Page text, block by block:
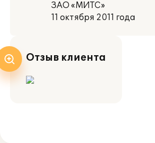
ЗАО «МИТС»
11 октября 2011 года
Отзыв клиента